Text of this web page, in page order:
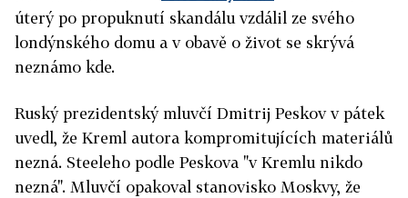
úterý po propuknutí skandálu vzdálil ze svého
londýnského domu a v obavě o život se skrývá
neznámo kde.
Ruský prezidentský mluvčí Dmitrij Peskov v pátek
uvedl, že Kreml autora kompromitujících materiálů
nezná. Steeleho podle Peskova "v Kremlu nikdo
nezná". Mluvčí opakoval stanovisko Moskvy, že